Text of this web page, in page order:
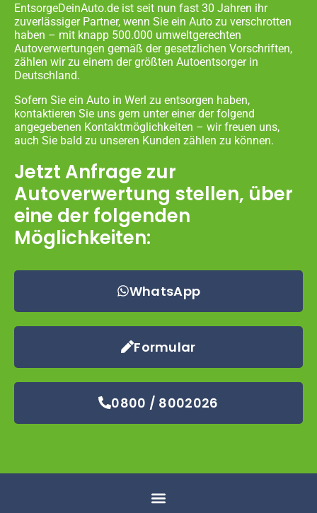
EntsorgeDeinAuto.de ist seit nun fast 30 Jahren ihr
zuverlässiger Partner, wenn Sie ein Auto zu verschrotten
haben – mit knapp 500.000 umweltgerechten
Autoverwertungen gemäß der gesetzlichen Vorschriften,
zählen wir zu einem der größten Autoentsorger in
Deutschland.
Sofern Sie ein Auto in Werl zu entsorgen haben,
kontaktieren Sie uns gern unter einer der folgend
angegebenen Kontaktmöglichkeiten – wir freuen uns,
auch Sie bald zu unseren Kunden zählen zu können.
Jetzt Anfrage zur
Autoverwertung stellen, über
eine der folgenden
Möglichkeiten:
WhatsApp
Formular
0800 / 8002026